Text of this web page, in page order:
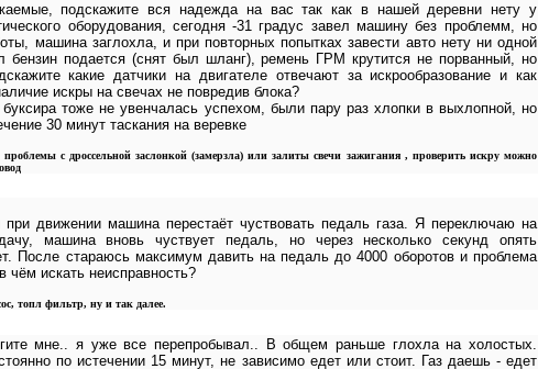
подскажите вся надежда на вас так как в нашей деревни нету у
оборудования, сегодня -31 градус завел машину без проблемм, но
машина заглохла, и при повторных попытках завести авто нету ни одной
бензин подается (снят был шланг), ремень ГРМ крутится не порванный, но
какие датчики на двигателе отвечают за искрообразование и как
искры на свечах не повредив блока?
буксира тоже не увенчалась успехом, были пару раз хлопки в выхлопной, но
30 минут таскания на веревке
с дроссельной заслонкой (замерзла) или залиты свечи зажигания , проверить искру можно
движении машина перестаёт чуствовать педаль газа. Я переключаю на
машина вновь чуствует педаль, но через несколько секунд опять
После стараюсь максимум давить на педаль до 4000 оборотов и проблема
чём искать неисправность?
топл фильтр, ну и так далее.
мне.. я уже все перепробывал.. В общем раньше глохла на холостых.
по истечении 15 минут, не зависимо едет или стоит. Газ даешь - едет